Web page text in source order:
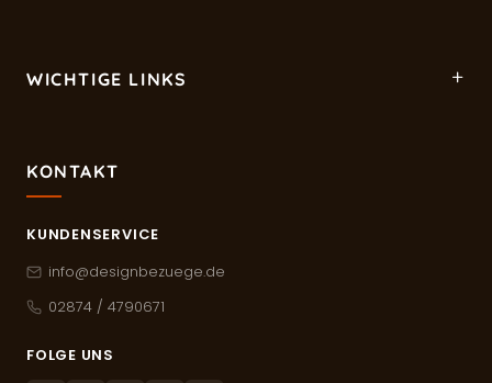
WICHTIGE LINKS
KONTAKT
KUNDENSERVICE
info@designbezuege.de
02874 / 4790671
FOLGE UNS